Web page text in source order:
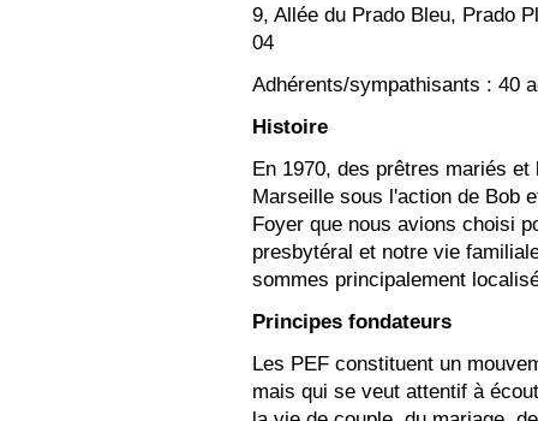
9, Allée du Prado Bleu, Prado
04
Adhérents/sympathisants : 40
Histoire
En 1970, des prêtres mariés
Marseille sous l'action de Bob
Foyer que nous avions choisi
presbytéral et notre vie
sommes principalement
Principes fondateurs
Les PEF constituent un
mais qui se veut attentif à